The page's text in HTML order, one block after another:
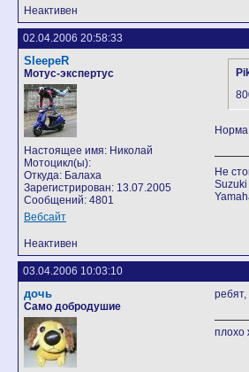
Неактивен
02.04.2006 20:58:33
SleepeR
Мотус-экспертус
Настоящее имя: Николай
Мотоцикл(ы):
Откуда: Балаха
Зарегистрирован: 13.07.2005
Сообщений: 4801
Вебсайт
Не
Неактивен
03.04.2006 10:03:10
дочь
Само добродушие
ребят,
плохо